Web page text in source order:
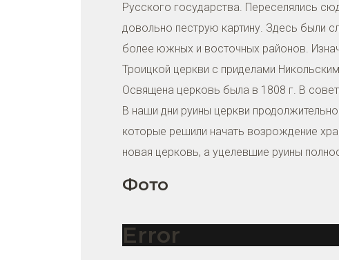
Русского государства. Переселялись
довольно пеструю картину. Здесь были
более южных и восточных районов.
Троицкой церкви с приделами
Освящена церковь была в 1808 г. В
В наши дни руины церкви
которые решили начать возрождение
новая церковь, а уцелевшие руины
Фото
Error